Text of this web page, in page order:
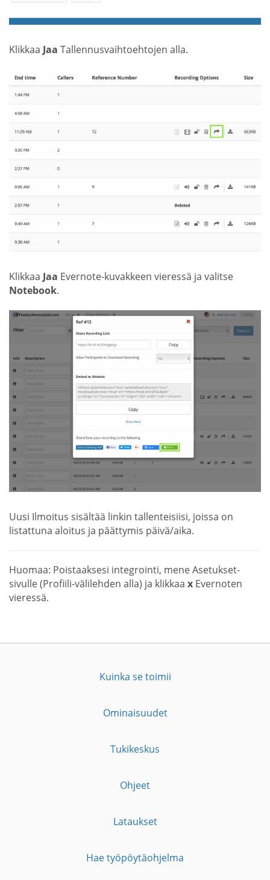
Klikkaa Jaa Tallennusvaihtoehtojen alla.
Klikkaa Jaa Evernote-kuvakkeen vieressä ja valitse
Notebook.
Uusi Ilmoitus sisältää linkin tallenteisiisi, joissa on
listattuna aloitus ja päättymis päivä/aika.
Huomaa: Poistaaksesi integrointi, mene Asetukset-
sivulle (Profiili-välilehden alla) ja klikkaa x Evernoten
vieressä.
Kuinka se toimii
Ominaisuudet
Tukikeskus
Ohjeet
Lataukset
Hae työpöytäohjelma